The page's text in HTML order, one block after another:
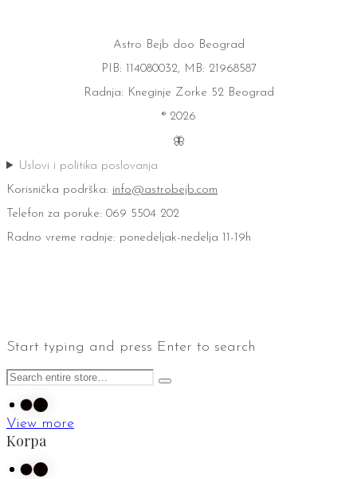
Astro Bejb doo Beograd
PIB: 114080032, MB: 21968587
Radnja: Kneginje Zorke 52 Beograd
® 2026
🦋
Uslovi i politika poslovanja
Korisnička podrška: info@astrobejb.com
Telefon za poruke: 069 5504 202
Radno vreme radnje: ponedeljak-nedelja 11-19h
Start typing and press Enter to search
View more
Korpa